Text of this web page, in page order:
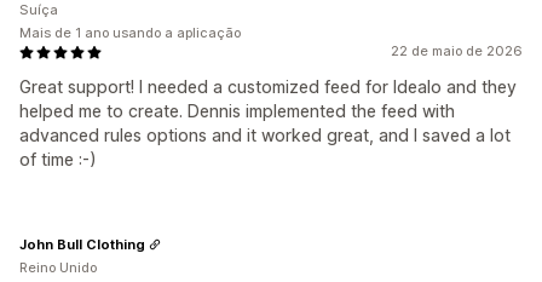
22 de maio de 2026
Great support! I needed a customized feed for Idealo and they
helped me to create. Dennis implemented the feed with
advanced rules options and it worked great, and I saved a lot
of time :-)
Suíça
Mais de 1 ano usando a aplicação
John Bull Clothing
Reino Unido